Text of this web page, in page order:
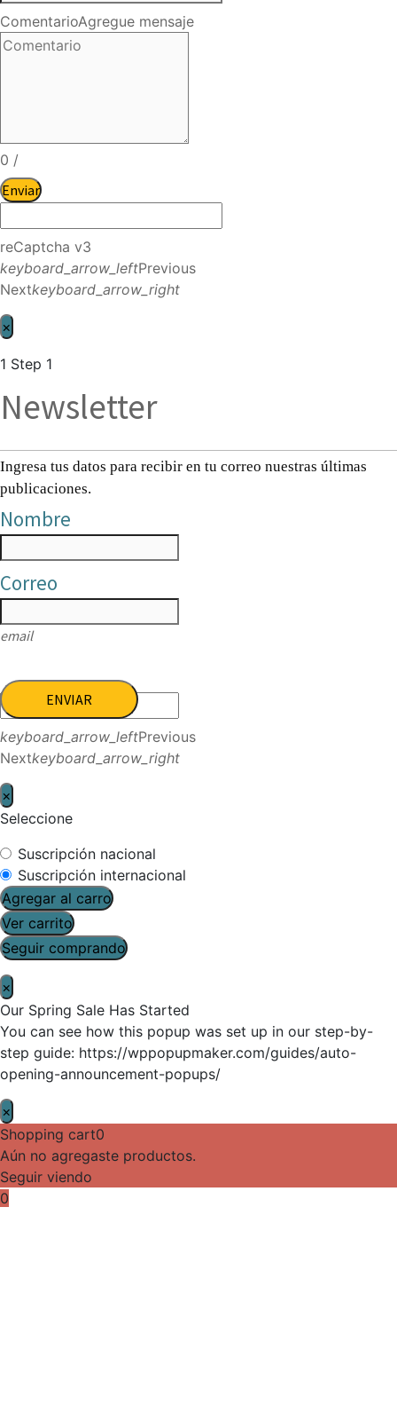
ComentarioAgregue mensaje
0 /
Enviar
reCaptcha v3
keyboard_arrow_leftPrevious
Nextkeyboard_arrow_right
×
1 Step 1
Newsletter
Ingresa tus datos para recibir en tu correo nuestras últimas
publicaciones.
Nombre
Correo
email
ENVIAR
keyboard_arrow_leftPrevious
Nextkeyboard_arrow_right
×
Seleccione
Suscripción nacional
Suscripción internacional
Agregar al carro
Ver carrito
Seguir comprando
×
Our Spring Sale Has Started
You can see how this popup was set up in our step-by-
step guide: https://wppopupmaker.com/guides/auto-
opening-announcement-popups/
×
Shopping cart0
Aún no agregaste productos.
Seguir viendo
0